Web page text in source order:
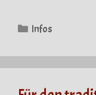
Kategorien
Infos